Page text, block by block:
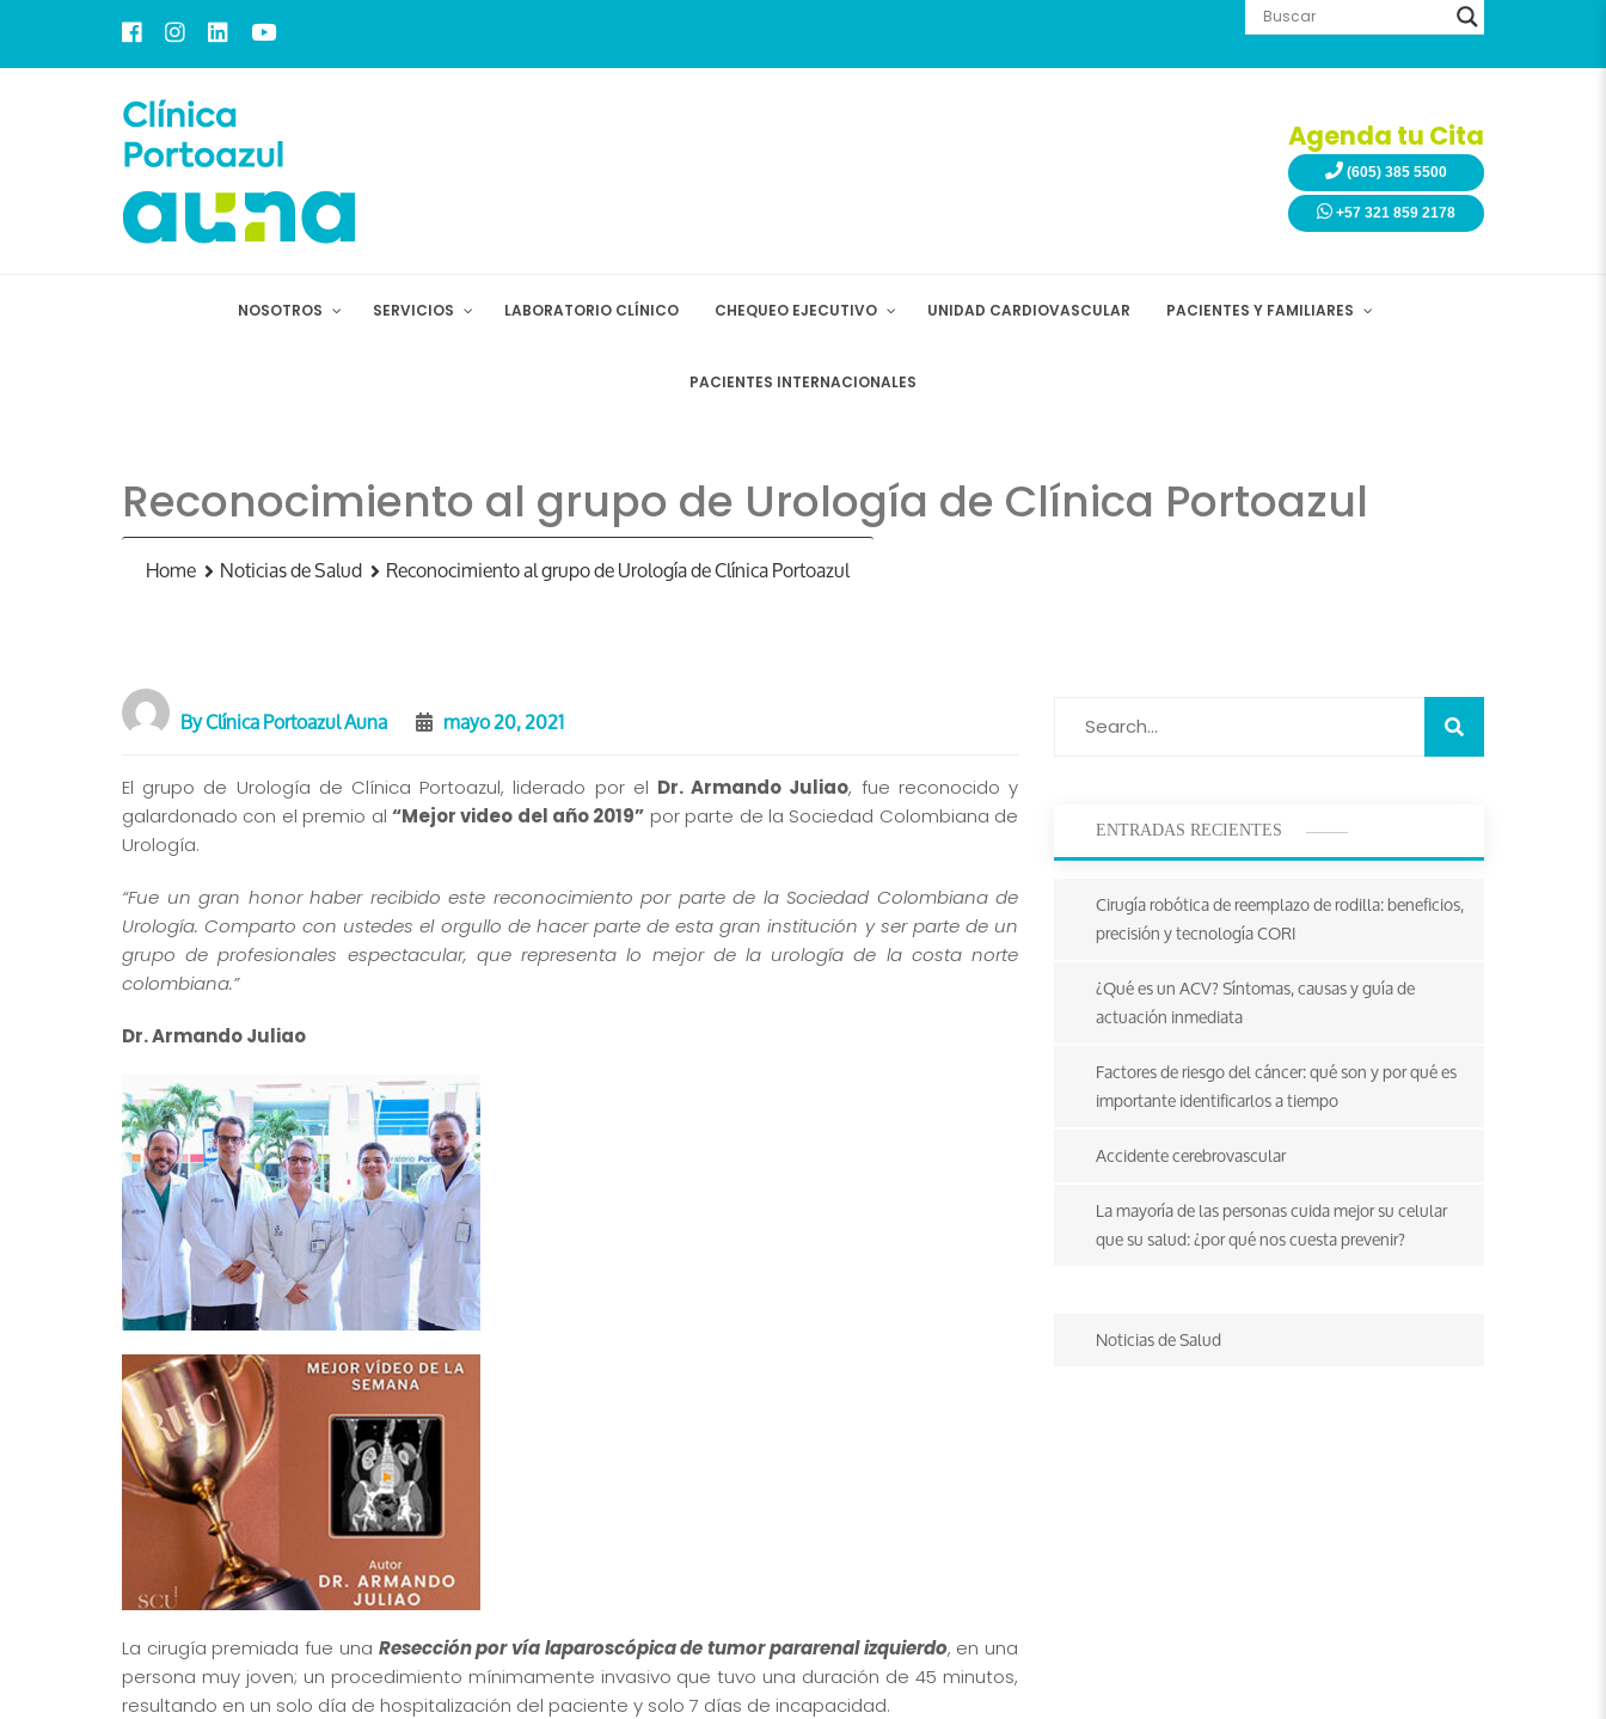
Agenda tu Cita
(605) 385 5500
+57 321 859 2178
NOSOTROS SERVICIOS LABORATORIO CLÍNICO CHEQUEO EJECUTIVO UNIDAD CARDIOVASCULAR PACIENTES Y FAMILIARES
PACIENTES INTERNACIONALES
Reconocimiento al grupo de Urología de Clínica Portoazul
Home Noticias de Salud Reconocimiento al grupo de Urología de Clínica Portoazul
ByClínica Portoazul Auna mayo 20, 2021
El grupo de Urología de Clínica Portoazul, liderado por el Dr. Armando Juliao, fue reconocido y
galardonado con el premio al “Mejor video del año 2019” por parte de la Sociedad Colombiana de
Urología.
“Fue un gran honor haber recibido este reconocimiento por parte de la Sociedad Colombiana de
Urología. Comparto con ustedes el orgullo de hacer parte de esta gran institución y ser parte de un
grupo de profesionales espectacular, que representa lo mejor de la urología de la costa norte
colombiana.”
Dr. Armando Juliao
La cirugía premiada fue una Resección por vía laparoscópica de tumor pararenal izquierdo, en una
persona muy joven; un procedimiento mínimamente invasivo que tuvo una duración de 45 minutos,
resultando en un solo día de hospitalización del paciente y solo 7 días de incapacidad.
ENTRADAS RECIENTES
Cirugía robótica de reemplazo de rodilla: beneficios,
precisión y tecnología CORI
¿Qué es un ACV? Síntomas, causas y guía de
actuación inmediata
Factores de riesgo del cáncer: qué son y por qué es
importante identificarlos a tiempo
Accidente cerebrovascular
La mayoría de las personas cuida mejor su celular
que su salud: ¿por qué nos cuesta prevenir?
Noticias de Salud